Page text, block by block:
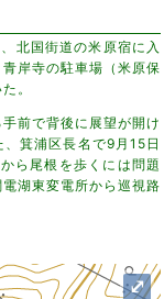
北国街道の米原宿に入
岸寺の駐車場（米原保
。
前で背後に展望が開け
箕浦区長名で9月15日
ら尾根を歩くには問題
湖東変電所から巡視路
⤢